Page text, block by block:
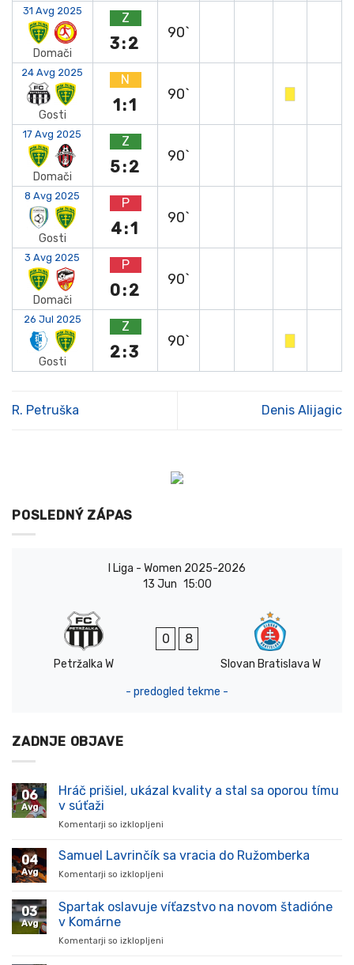
31 Avg 2025
Domači
Z
3:2
90`
24 Avg 2025
Gosti
N
1:1
90`
17 Avg 2025
Domači
Z
5:2
90`
8 Avg 2025
Gosti
P
4:1
90`
3 Avg 2025
Domači
P
0:2
90`
26 Jul 2025
Gosti
Z
2:3
90`
R. Petruška Denis Alijagic
POSLEDNÝ ZÁPAS
I Liga - Women 2025-2026
13 Jun 15:00
Petržalka W
0 8
Slovan Bratislava W
- predogled tekme -
ZADNJE OBJAVE
06
Avg
Hráč prišiel, ukázal kvality a stal sa oporou tímu
v súťaži
Komentarji so izklopljeni
prišiel,
stal
04
Avg
Samuel Lavrinčík sa vracia do Ružomberka
Komentarji so izklopljeni
Lavrinčík
sa
03
Avg
Spartak oslavuje víťazstvo na novom štadióne
v Komárne
Komentarji so izklopljeni